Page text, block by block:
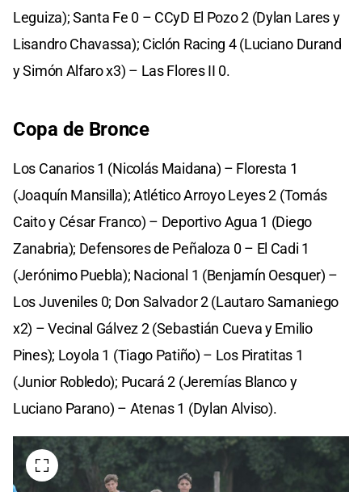
Leguiza); Santa Fe 0 – CCyD El Pozo 2 (Dylan Lares y
Lisandro Chavassa); Ciclón Racing 4 (Luciano Durand
y Simón Alfaro x3) – Las Flores II 0.
Copa de Bronce
Los Canarios 1 (Nicolás Maidana) – Floresta 1
(Joaquín Mansilla); Atlético Arroyo Leyes 2 (Tomás
Caito y César Franco) – Deportivo Agua 1 (Diego
Zanabria); Defensores de Peñaloza 0 – El Cadi 1
(Jerónimo Puebla); Nacional 1 (Benjamín Oesquer) –
Los Juveniles 0; Don Salvador 2 (Lautaro Samaniego
x2) – Vecinal Gálvez 2 (Sebastián Cueva y Emilio
Pines); Loyola 1 (Tiago Patiño) – Los Piratitas 1
(Junior Robledo); Pucará 2 (Jeremías Blanco y
Luciano Parano) – Atenas 1 (Dylan Alviso).